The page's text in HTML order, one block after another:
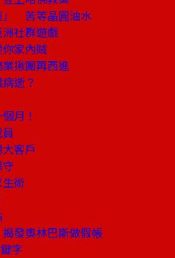
」 苦等晶圓油水
社群遊戲
家內賊
揪團再西進
逝？
月！
客戶
術
發奧林巴斯做假帳
字